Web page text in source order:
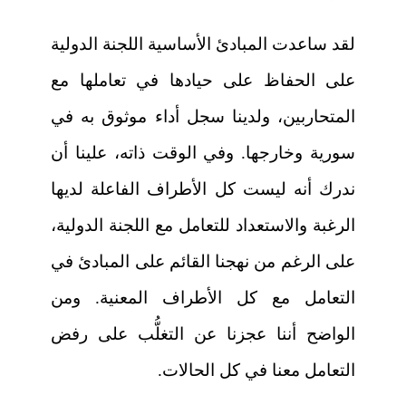
لقد ساعدت المبادئ الأساسية اللجنة الدولية
على الحفاظ على حيادها في تعاملها مع
المتحاربين، ولدينا سجل أداء موثوق به في
سورية وخارجها. وفي الوقت ذاته، علينا أن
ندرك أنه ليست كل الأطراف الفاعلة لديها
الرغبة والاستعداد للتعامل مع اللجنة الدولية،
على الرغم من نهجنا القائم على المبادئ في
التعامل مع كل الأطراف المعنية. ومن
الواضح أننا عجزنا عن التغلُّب على رفض
التعامل معنا في كل الحالات.